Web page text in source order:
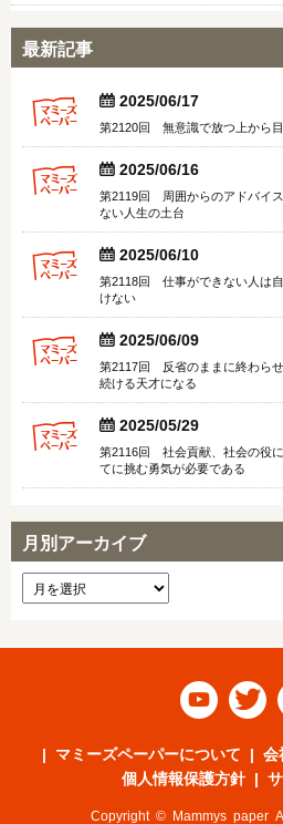
最新記事
  2025/06/17
第2120回 無意識で放つ上から
  2025/06/16
第2119回 周囲からのアドバイス
ない人生の土台
  2025/06/10
第2118回 仕事ができない人は
けない
  2025/06/09
第2117回 反省のままに終わらせ
続ける天才になる
  2025/05/29
第2116回 社会貢献、社会の役
てに挑む勇気が必要である
月別アーカイブ
 
マミーズペーパーについて 会
個人情報保護方針
Copyright © Mammys paper